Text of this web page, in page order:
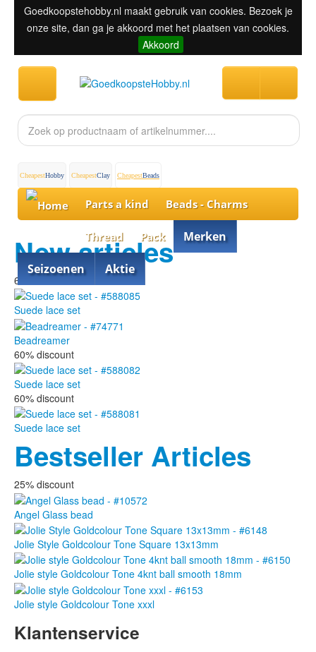
Goedkoopstehobby.nl maakt gebruik van cookies. Bezoek je
onze site, dan ga je akkoord met het plaatsen van cookies.
Akkoord
CheapestHobby CheapestClay CheapestBeads
Parts a kind Beads - Charms
Thread Pack Merken
Seizoenen Aktie
New articles
60% discount
Suede lace set
Beadreamer
60% discount
Suede lace set
60% discount
Suede lace set
Bestseller Articles
25% discount
Angel Glass bead
Jolie Style Goldcolour Tone Square 13x13mm
Jolie style Goldcolour Tone 4knt ball smooth 18mm
Jolie style Goldcolour Tone xxxl
Klantenservice